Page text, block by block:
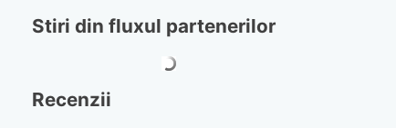
Stiri din fluxul partenerilor
Recenzii